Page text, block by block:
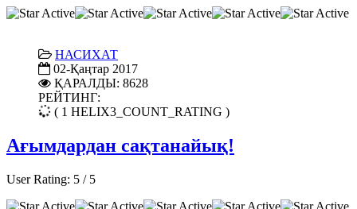
НАСИХАТ
02-Қаңтар 2017
ҚАРАЛДЫ: 8628
РЕЙТИНГ:
( 1 HELIX3_COUNT_RATING )
Ағымдардан сақтанайық!
User Rating: 5 / 5